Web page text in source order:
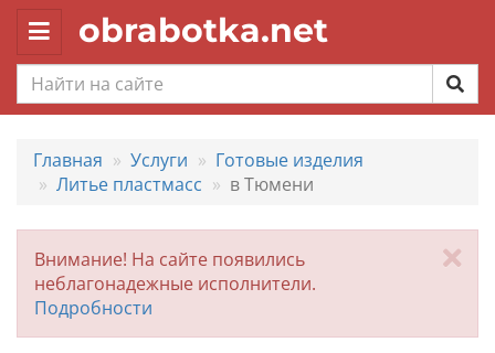
Toggle
navigation
obrabotka.net
Главная Услуги
Готовые изделия
Литье пластмасс
в Тюмени
Внимание! На сайте появились
неблагонадежные исполнители.
Подробности